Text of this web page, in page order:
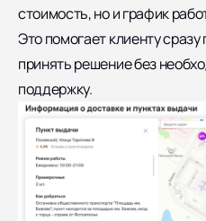
стоимость, но и график
Это помогает клиенту сразу
принять решение без
поддержку.